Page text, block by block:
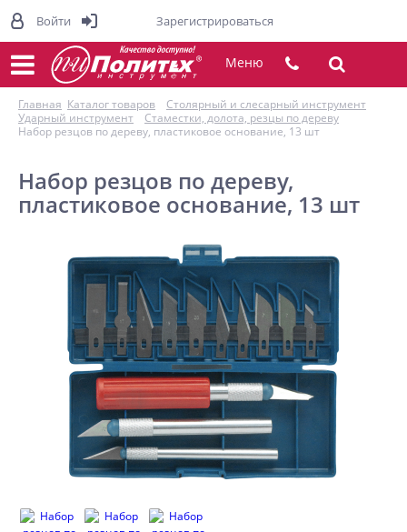
Меню
Главная Каталог товаров
Столярный и слесарный инструмент
Ударный инструмент
Стаместки, долота, резцы по дереву
Набор резцов по дереву, пластиковое основание, 13 шт
Набор резцов по дереву,
пластиковое основание, 13 шт
Войти Зарегистрироваться